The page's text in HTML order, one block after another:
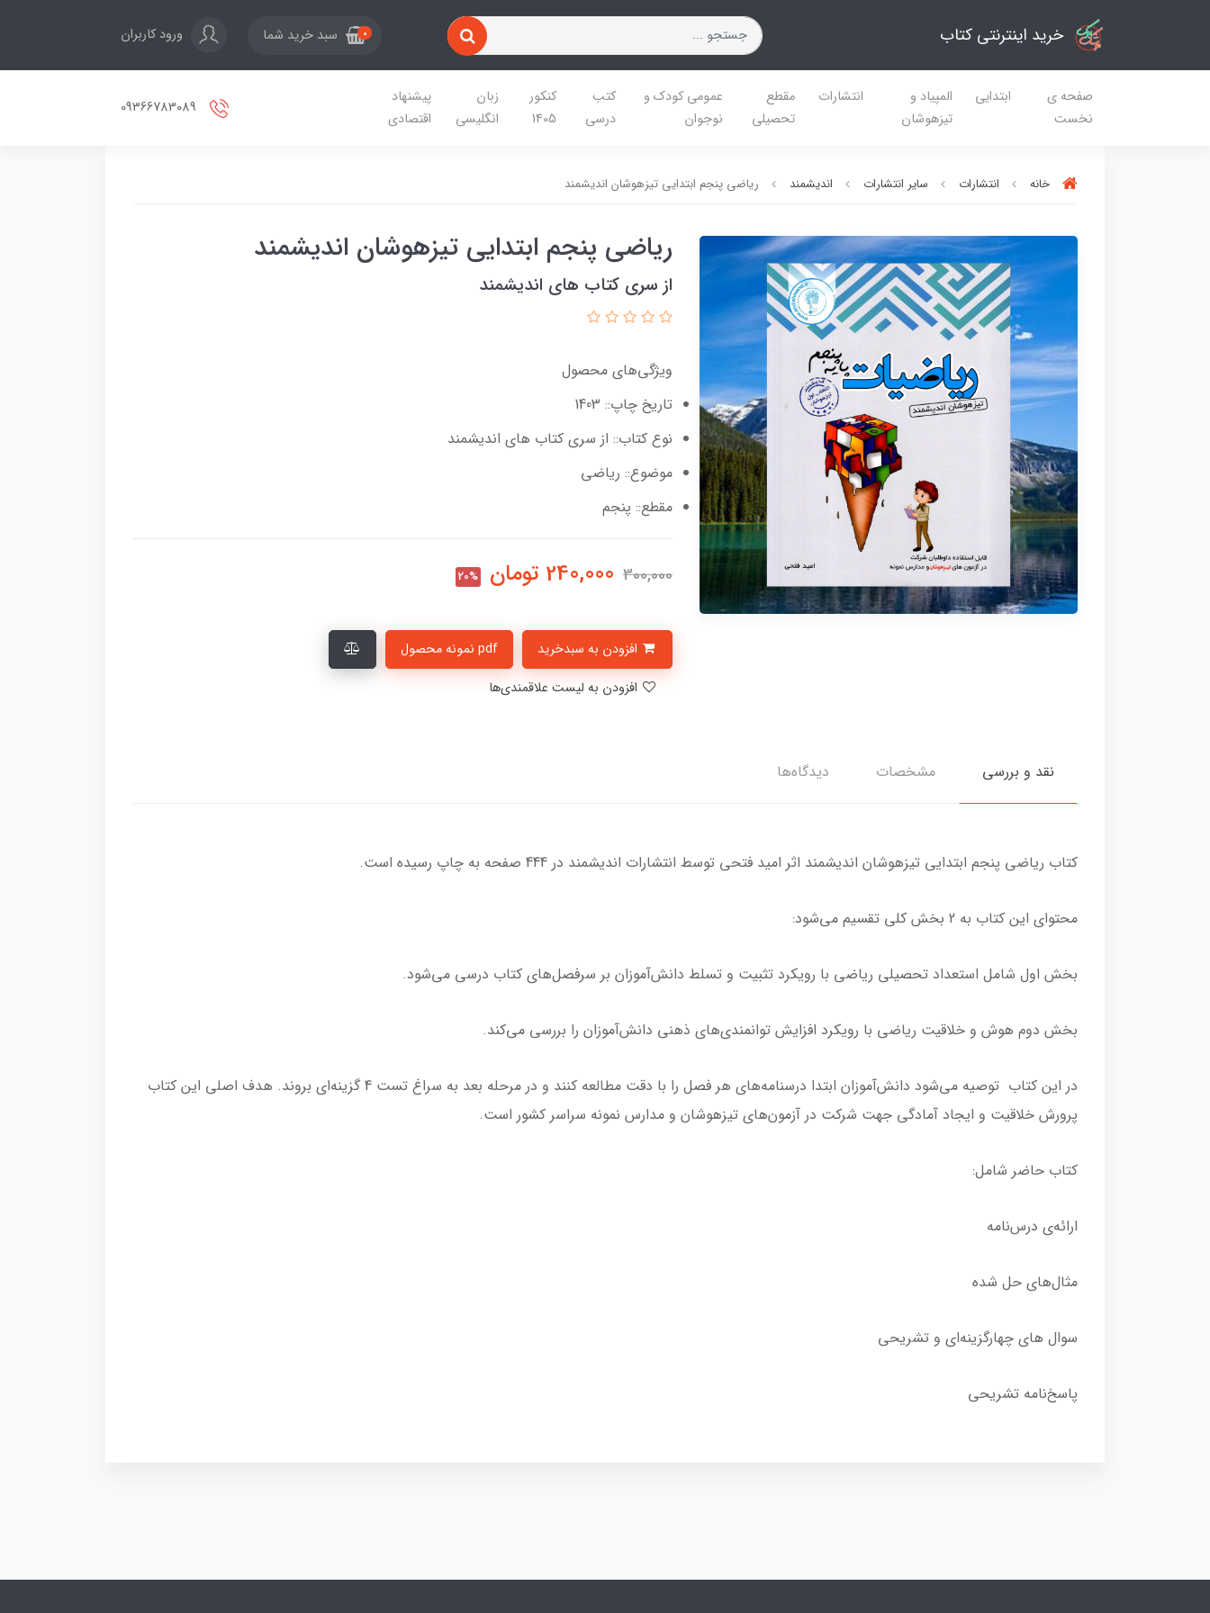
خرید اینترنتی کتاب 0 سبد خرید شما ورود کاربران
صفحه ی
نخست
ابتدایی
المپیاد و
تیزهوشان
انتشارات
مقطع
تحصیلی
عمومی کودک و
نوجوان
کتب
درسی
کنکور
1405
زبان
انگلیسی
پیشنهاد
اقتصادی
خانه انتشارات سایر انتشارات اندیشمند ریاضی پنجم ابتدایی تیزهوشان اندیشمند
ریاضی پنجم ابتدایی تیزهوشان اندیشمند
از سری کتاب های اندیشمند
ویژگی‌های محصول
تاریخ چاپ:: 1403
نوع کتاب:: از سری کتاب های اندیشمند
موضوع:: ریاضی
مقطع:: پنجم
300,000
240,000 تومان 20%
pdf نمونه محصول
نقد و بررسی مشخصات دیدگاه‌ها
کتاب ریاضی پنجم ابتدایی تیزهوشان اندیشمند اثر امید فتحی توسط انتشارات اندیشمند در 444 صفحه به چاپ رسیده است.
محتوای این کتاب به 2 بخش کلی تقسیم می‌شود:
بخش اول شامل استعداد تحصیلی ریاضی با رویکرد تثبیت و تسلط دانش‌آموزان بر سرفصل‌های کتاب درسی می‌شود.
بخش دوم هوش و خلاقیت ریاضی با رویکرد افزایش توانمندی‌های ذهنی دانش‌آموزان را بررسی می‌کند.
در این کتاب توصیه می‌شود دانش‌آموزان ابتدا درسنامه‌های هر فصل را با دقت مطالعه کنند و در مرحله بعد به سراغ تست 4 گزینه‌ای بروند. هدف اصلی این کتاب
پرورش خلاقیت و ایجاد آمادگی جهت شرکت در آزمون‌های تیزهوشان و مدارس نمونه سراسر کشور است.
کتاب حاضر شامل:
ارائه‌ی درس‌نامه
مثال‌های حل شده
سوال های چهارگزینه‌ای و تشریحی
پاسخ‌نامه تشریحی